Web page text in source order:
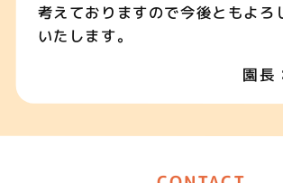
考えておりますので今後ともよろ
いたします。
園長